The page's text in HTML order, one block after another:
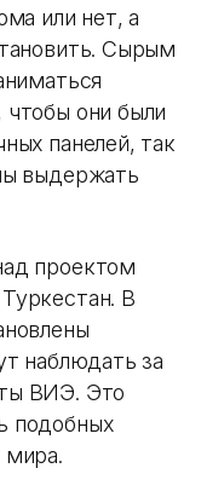
или нет, а
Сырым
они были
панелей, так
выдержать
проектом
В
наблюдать за
ВИЭ. Это
подобных
мира.